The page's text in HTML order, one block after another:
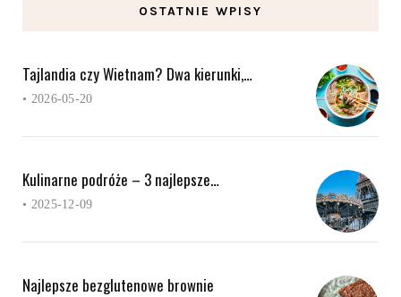
OSTATNIE WPISY
Tajlandia czy Wietnam? Dwa kierunki,…
• 2026-05-20
Kulinarne podróże – 3 najlepsze…
• 2025-12-09
Najlepsze bezglutenowe brownie